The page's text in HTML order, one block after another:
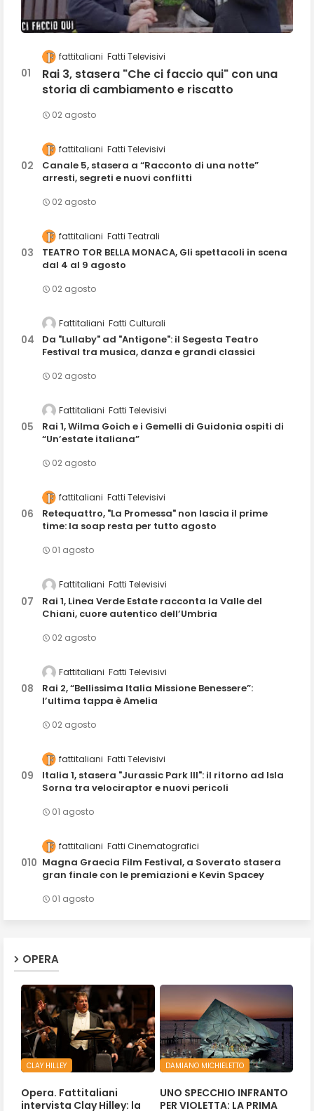
fattitaliani Fatti Televisivi
Rai 3, stasera "Che ci faccio qui" con una
storia di cambiamento e riscatto
02 agosto
fattitaliani Fatti Televisivi
Canale 5, stasera a “Racconto di una notte”
arresti, segreti e nuovi conflitti
02 agosto
fattitaliani Fatti Teatrali
TEATRO TOR BELLA MONACA, Gli spettacoli in scena
dal 4 al 9 agosto
02 agosto
Fattitaliani Fatti Culturali
Da "Lullaby" ad "Antigone": il Segesta Teatro
Festival tra musica, danza e grandi classici
02 agosto
Fattitaliani Fatti Televisivi
Rai 1, Wilma Goich e i Gemelli di Guidonia ospiti di
“Un’estate italiana”
02 agosto
fattitaliani Fatti Televisivi
Retequattro, "La Promessa" non lascia il prime
time: la soap resta per tutto agosto
01 agosto
Fattitaliani Fatti Televisivi
Rai 1, Linea Verde Estate racconta la Valle del
Chiani, cuore autentico dell’Umbria
02 agosto
Fattitaliani Fatti Televisivi
Rai 2, “Bellissima Italia Missione Benessere”:
l’ultima tappa è Amelia
02 agosto
fattitaliani Fatti Televisivi
Italia 1, stasera "Jurassic Park III": il ritorno ad Isla
Sorna tra velociraptor e nuovi pericoli
01 agosto
fattitaliani Fatti Cinematografici
Magna Graecia Film Festival, a Soverato stasera
gran finale con le premiazioni e Kevin Spacey
01 agosto
OPERA
CLAY HILLEY
Opera. Fattitaliani
intervista Clay Hilley: la
DAMIANO MICHIELETTO
UNO SPECCHIO INFRANTO
PER VIOLETTA: LA PRIMA